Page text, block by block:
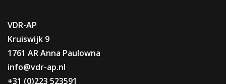
VDR-AP
Kruiswijk 9
1761 AR Anna Paulowna
info@vdr-ap.nl
+31 (0)223 523591